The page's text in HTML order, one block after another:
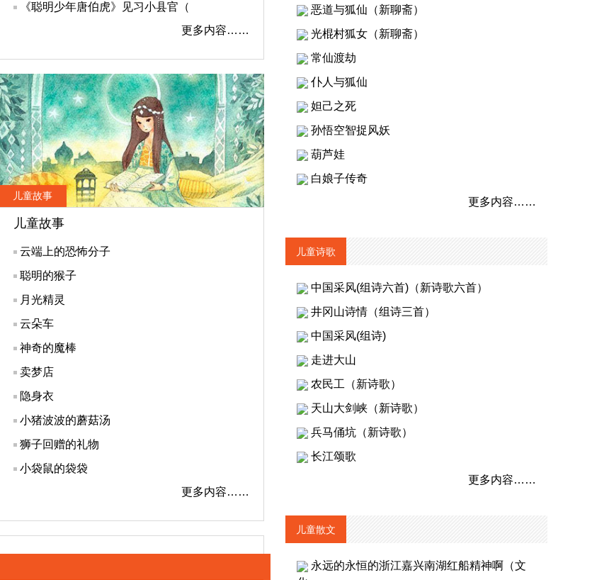
《聪明少年唐伯虎》见习小县官（
更多内容……
儿童故事
儿童故事
云端上的恐怖分子
聪明的猴子
月光精灵
云朵车
神奇的魔棒
卖梦店
隐身衣
小猪波波的蘑菇汤
狮子回赠的礼物
小袋鼠的袋袋
更多内容……
恶道与狐仙（新聊斋）
光棍村狐女（新聊斋）
常仙渡劫
仆人与狐仙
妲己之死
孙悟空智捉风妖
葫芦娃
白娘子传奇
更多内容……
儿童诗歌
中国采风(组诗六首)（新诗歌六首）
井冈山诗情（组诗三首）
中国采风(组诗)
走进大山
农民工（新诗歌）
天山大剑峡（新诗歌）
兵马俑坑（新诗歌）
长江颂歌
更多内容……
儿童散文
永远的永恒的浙江嘉兴南湖红船精神啊（文